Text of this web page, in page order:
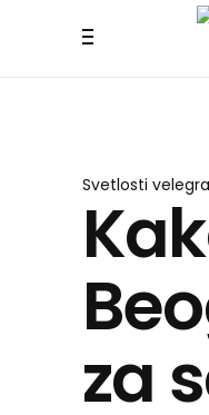
Svetlosti
za